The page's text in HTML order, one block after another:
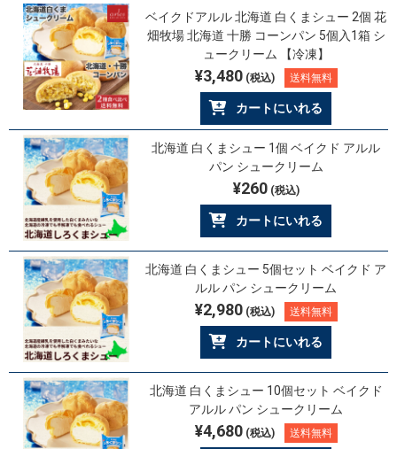
ベイクドアルル 北海道 白くまシュー 2個 花
畑牧場 北海道 十勝 コーンパン 5個入1箱 シ
ュークリーム 【冷凍】
¥3,480(税込) 送料無料
カートにいれる
北海道 白くまシュー 1個 ベイクド アルル
パン シュークリーム
¥260(税込)
カートにいれる
北海道 白くまシュー 5個セット ベイクド ア
ルル パン シュークリーム
¥2,980(税込) 送料無料
カートにいれる
北海道 白くまシュー 10個セット ベイクド
アルル パン シュークリーム
¥4,680(税込) 送料無料